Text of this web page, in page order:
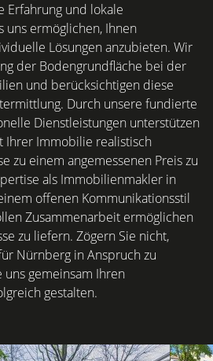
Erfahrung und lokale
uns ermöglichen, Ihnen
Lösungen anzubieten. Wir
der Bodengrundfläche bei der
und berücksichtigen diese
Durch unsere fundierte
Dienstleistungen unterstützen
Ihrer Immobilie realistisch
zu einem angemessenen Preis zu
als Immobilienmakler in
offenen Kommunikationsstil
Zusammenarbeit ermöglichen
zu liefern. Zögern Sie nicht,
Nürnberg in Anspruch zu
uns gemeinsam Ihren
gestalten.